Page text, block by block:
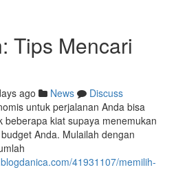
Tips Mencari
ago News
Discuss
untuk perjalanan Anda bisa
beberapa kiat supaya menemukan
Anda. Mulailah dengan
41931107/memilih-